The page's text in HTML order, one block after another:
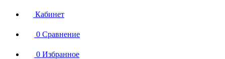
Кабинет
0 Сравнение
0 Избранное